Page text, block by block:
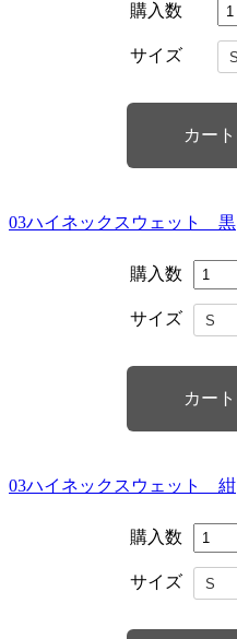
購入数
サイズ
03ハイネックスウェット 黒
購入数
サイズ
03ハイネックスウェット 紺
購入数
サイズ